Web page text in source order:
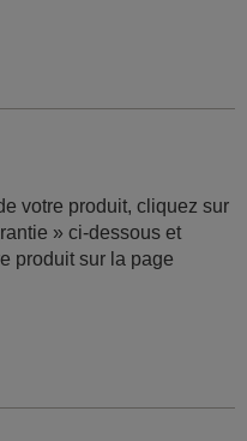
votre produit, cliquez sur
» ci-dessous et
produit sur la page